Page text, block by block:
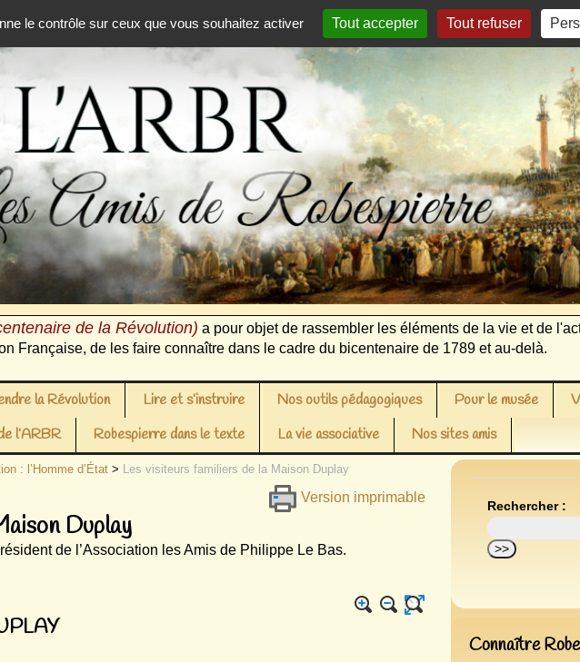
le contrôle sur ceux que vous souhaitez activer
Tout accepter Tout refuser
de la Révolution) a pour objet de rassembler les éléments de la vie et de
Française, de les faire connaître dans le cadre du bicentenaire de 1789 et au-delà.
la Révolution Lire et s’instruire Nos outils pédagogiques Pour le musée
l’ARBR Robespierre dans le texte La vie associative Nos sites amis
: l’Homme d’État > Les visiteurs familiers de la Maison Duplay
Version imprimable
Duplay
de l’Association les Amis de Philippe Le Bas.
Rechercher :
Connaître